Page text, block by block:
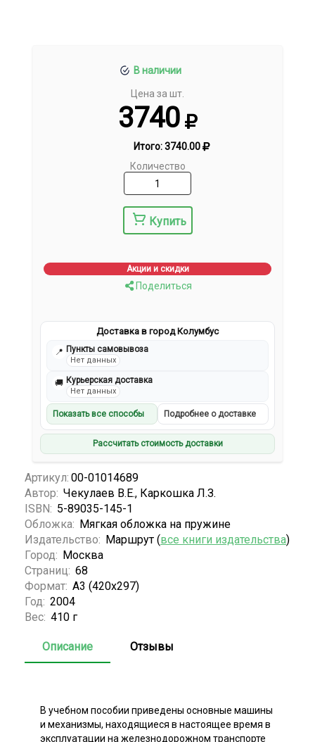
В наличии
Цена за шт.
3740
Итого:3740.00
Количество
Купить
Акции и скидки
Поделиться
Доставка в город Колумбус
📍 Пункты самовывоза
Нет данных
🚚 Курьерская доставка
Нет данных
Показать все способы Подробнее о доставке
Рассчитать стоимость доставки
Артикул: 00-01014689
Автор: Чекулаев В.Е., Каркошка Л.З.
ISBN: 5-89035-145-1
Обложка: Мягкая обложка на пружине
Издательство: Маршрут (все книги издательства)
Город: Москва
Страниц: 68
Формат: А3 (420x297)
Год: 2004
Вес: 410 г
Описание Отзывы
В учебном пособии приведены основные машины
и механизмы, находящиеся в настоящее время в
эксплуатации на железнодорожном транспорте